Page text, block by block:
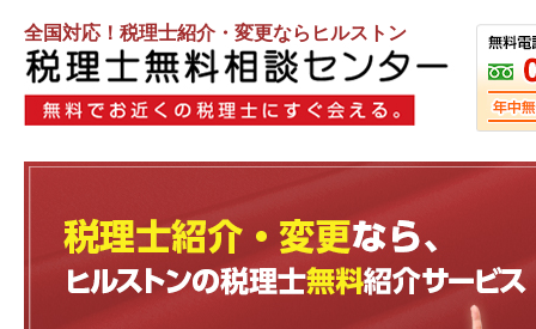
全国対応！税理士紹介・変更ならヒルストン